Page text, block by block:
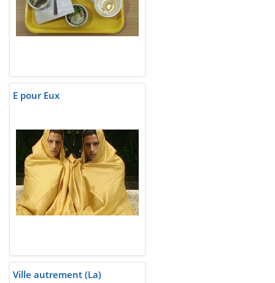
E pour Eux
Ville autrement (La)